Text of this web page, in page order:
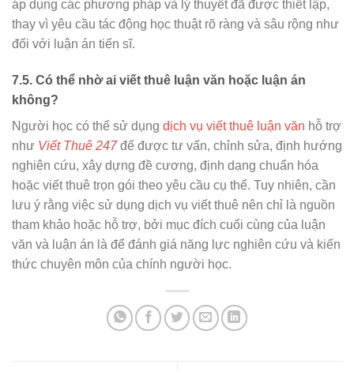
áp dụng các phương pháp và lý thuyết đã được thiết lập,
thay vì yêu cầu tác động học thuật rõ ràng và sâu rộng như
đối với luận án tiến sĩ.
7.5. Có thể nhờ ai viết thuê luận văn hoặc luận án
không?
Người học có thể sử dụng dịch vụ viết thuê luận văn hỗ trợ
như Viết Thuê 247để được tư vấn, chỉnh sửa, định hướng
nghiên cứu, xây dựng đề cương, định dạng chuẩn hóa
hoặc viết thuê trọn gói theo yêu cầu cụ thể. Tuy nhiên, cần
lưu ý rằng việc sử dụng dịch vụ viết thuê nên chỉ là nguồn
tham khảo hoặc hỗ trợ, bởi mục đích cuối cùng của luận
văn và luận án là để đánh giá năng lực nghiên cứu và kiến
thức chuyên môn của chính người học.